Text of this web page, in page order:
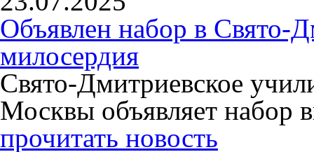
Объявлен набор в Свято-
милосердия
Свято-Дмитриевское
Москвы объявляет набор
прочитать новость